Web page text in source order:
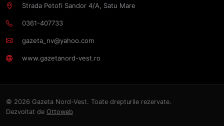
Strada Petofi Sandor 4/A, Satu Mare
0361-407733
gazeta_nv@yahoo.com
www.gazetanord-vest.ro
© 2026 Gazeta Nord-Vest. Toate drepturile rezervate.
Dezvoltat de Ottoweb